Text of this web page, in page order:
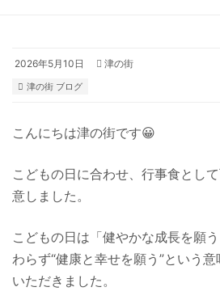
2026年5月10日 津の街
津の街 ブログ
こんにちは津の街です😀
こどもの日に合わせ、行事食とし
意しました。
こどもの日は「健やかな成長を願
わらず“健康と幸せを願う”という
いただきました。